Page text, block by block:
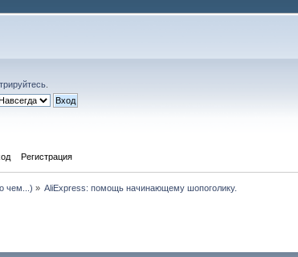
Регистрация
чем...) » AliExpress: помощь начинающему шопоголику.